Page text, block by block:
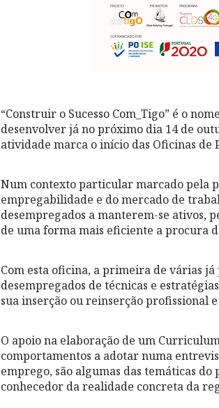
“Construir o Sucesso Com_Tigo” é o
desenvolver já no próximo dia 14 de
atividade marca o início das Oficinas
Num contexto particular marcado pela
empregabilidade e do mercado de
desempregados a manterem-se ativos,
de uma forma mais eficiente a procura
Com esta oficina, a primeira de várias
desempregados de técnicas e
sua inserção ou reinserção profissional
O apoio na elaboração de um
comportamentos a adotar numa
emprego, são algumas das temáticas
conhecedor da realidade concreta da